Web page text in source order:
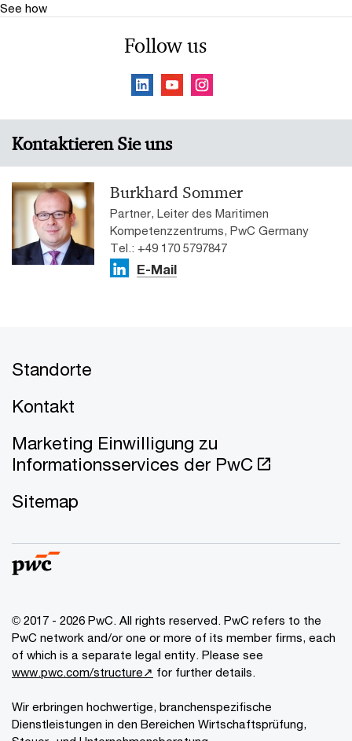
See how
Follow us
Kontaktieren Sie uns
Burkhard Sommer
Partner, Leiter des Maritimen
Kompetenzzentrums, PwC Germany
Tel.: +49 170 5797847
E-Mail
Standorte
Kontakt
Marketing Einwilligung zu
Informationsservices der PwC
Sitemap
© 2017 - 2026 PwC. All rights reserved. PwC refers to the
PwC network and/or one or more of its member firms, each
of which is a separate legal entity. Please see
www.pwc.com/structure↗ for further details.
Wir erbringen hochwertige, branchenspezifische
Dienstleistungen in den Bereichen Wirtschaftsprüfung,